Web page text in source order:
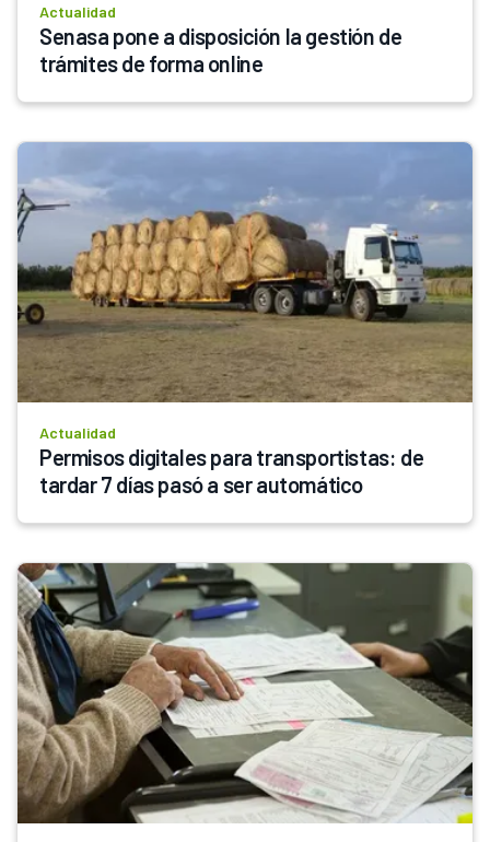
Actualidad
Senasa pone a disposición la gestión de
Actualidad
Permisos digitales para transportistas: de
tardar 7 días pasó a ser automático